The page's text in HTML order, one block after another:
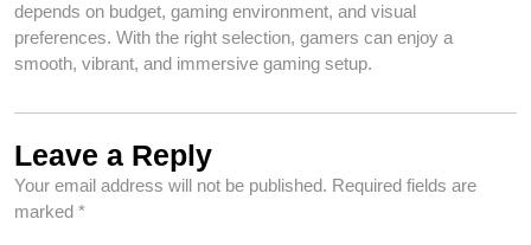
depends on budget, gaming environment, and visual
preferences. With the right selection, gamers can enjoy a
smooth, vibrant, and immersive gaming setup.
Leave a Reply
Your email address will not be published. Required fields are
marked *